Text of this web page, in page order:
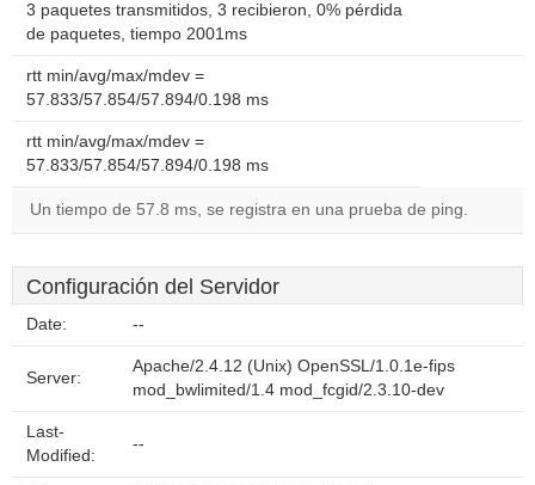
3 paquetes transmitidos, 3 recibieron, 0% pérdida
de paquetes, tiempo 2001ms
rtt min/avg/max/mdev =
57.833/57.854/57.894/0.198 ms
rtt min/avg/max/mdev =
57.833/57.854/57.894/0.198 ms
Un tiempo de 57.8 ms, se registra en una prueba de ping.
Configuración del Servidor
Date: --
Server:
Apache/2.4.12 (Unix) OpenSSL/1.0.1e-fips
mod_bwlimited/1.4 mod_fcgid/2.3.10-dev
Last-
Modified:
--